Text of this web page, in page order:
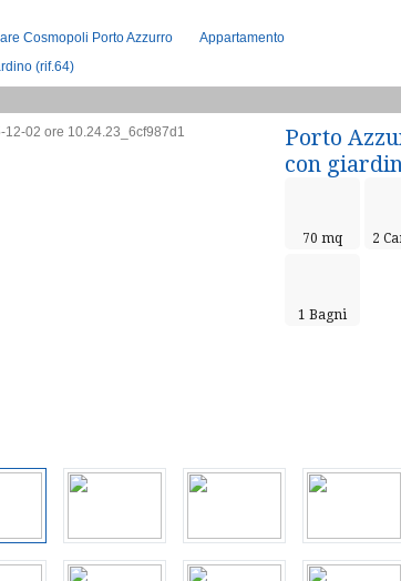
Cosmopoli Porto Azzurro
Appartamento
(rif.64)
Porto
con
70 mq 2
1 Bagni